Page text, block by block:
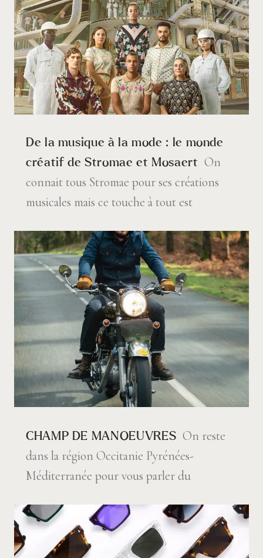
De la musique à la mode : le monde
créatif de Stromae et Mosaert On
connait tous Stromae pour ses créations
musicales mais ce touche à tout est
CHAMP DE MANOEUVRES On reste
dans la région Occitanie Pyrénées-
Méditerranée pour vous parler du